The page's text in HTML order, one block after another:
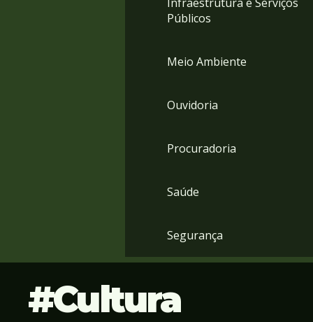
Públicos
Meio Ambiente
Ouvidoria
Procuradoria
Saúde
Segurança
Cultura